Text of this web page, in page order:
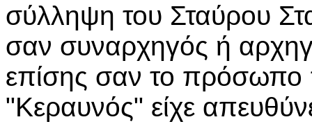
σύλληψη του Σταύρου
σαν συναρχηγός ή
επίσης σαν το
"Κεραυνός" είχε